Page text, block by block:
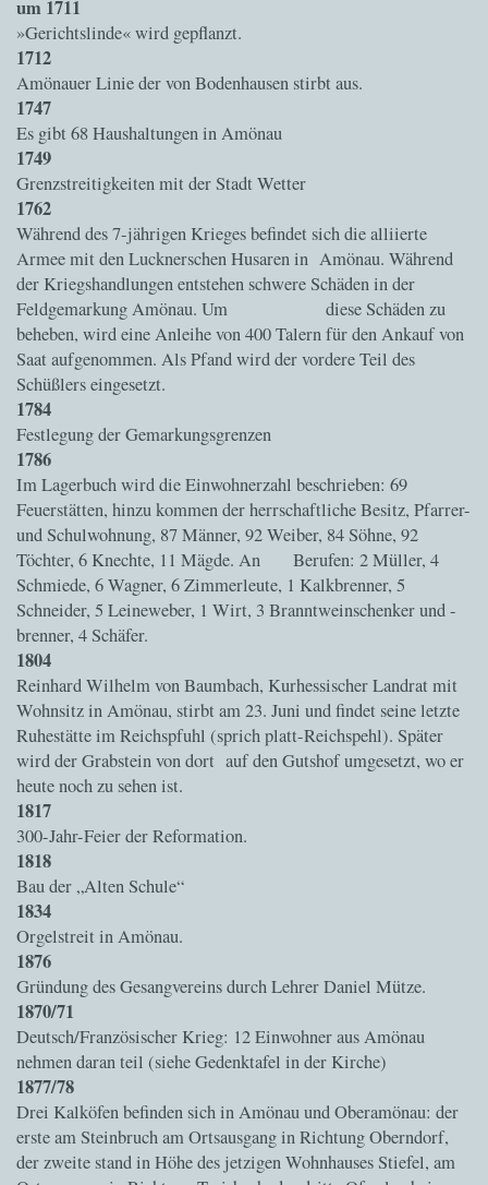
um 1711
»Gerichtslinde« wird gepflanzt.
1712
Amönauer Linie der von Bodenhausen stirbt aus.
1747
Es gibt 68 Haushaltungen in Amönau
1749
Grenzstreitigkeiten mit der Stadt Wetter
1762
Während des 7-jährigen Krieges befindet sich die alliierte
Armee mit den Lucknerschen Husaren in Amönau. Während
der Kriegshandlungen entstehen schwere Schäden in der
Feldgemarkung Amönau. Um diese Schäden zu
beheben, wird eine Anleihe von 400 Talern für den Ankauf von
Saat aufgenommen. Als Pfand wird der vordere Teil des
Schüßlers eingesetzt.
1784
Festlegung der Gemarkungsgrenzen
1786
Im Lagerbuch wird die Einwohnerzahl beschrieben: 69
Feuerstätten, hinzu kommen der herrschaftliche Besitz, Pfarrer-
und Schulwohnung, 87 Männer, 92 Weiber, 84 Söhne, 92
Töchter, 6 Knechte, 11 Mägde. An Berufen: 2 Müller, 4
Schmiede, 6 Wagner, 6 Zimmerleute, 1 Kalkbrenner, 5
Schneider, 5 Leineweber, 1 Wirt, 3 Branntweinschenker und -
brenner, 4 Schäfer.
1804
Reinhard Wilhelm von Baumbach, Kurhessischer Landrat mit
Wohnsitz in Amönau, stirbt am 23. Juni und findet seine letzte
Ruhestätte im Reichspfuhl (sprich platt-Reichspehl). Später
wird der Grabstein von dort auf den Gutshof umgesetzt, wo er
heute noch zu sehen ist.
1817
300-Jahr-Feier der Reformation.
1818
Bau der „Alten Schule“
1834
Orgelstreit in Amönau.
1876
Gründung des Gesangvereins durch Lehrer Daniel Mütze.
1870/71
Deutsch/Französischer Krieg: 12 Einwohner aus Amönau
nehmen daran teil (siehe Gedenktafel in der Kirche)
1877/78
Drei Kalköfen befinden sich in Amönau und Oberamönau: der
erste am Steinbruch am Ortsausgang in Richtung Oberndorf,
der zweite stand in Höhe des jetzigen Wohnhauses Stiefel, am